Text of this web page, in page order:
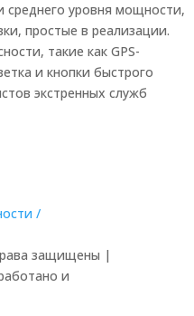
среднего уровня мощности,
простые в реализации.
такие как GPS-
и кнопки быстрого
экстренных служб
/
защищены |
и